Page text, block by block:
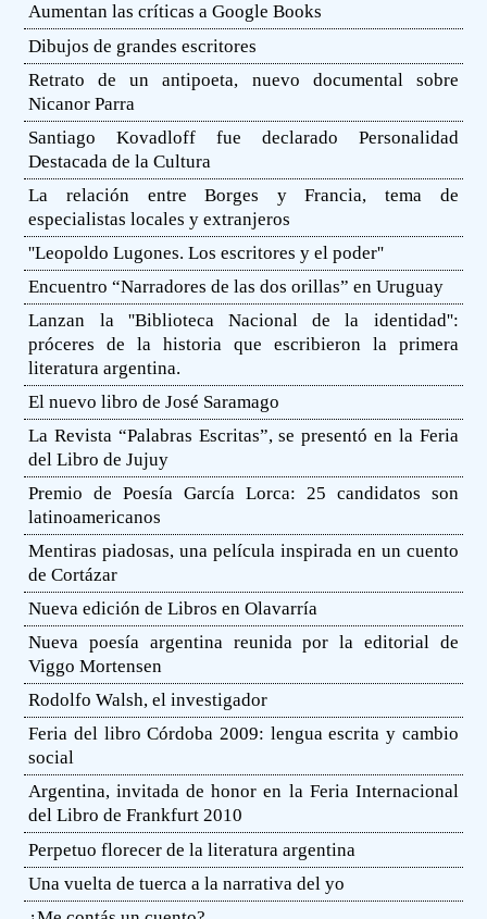
Aumentan las críticas a Google Books
Dibujos de grandes escritores
Retrato de un antipoeta, nuevo documental sobre
Nicanor Parra
Santiago Kovadloff fue declarado Personalidad
Destacada de la Cultura
La relación entre Borges y Francia, tema de
especialistas locales y extranjeros
''Leopoldo Lugones. Los escritores y el poder''
Encuentro “Narradores de las dos orillas” en Uruguay
Lanzan la ''Biblioteca Nacional de la identidad'':
próceres de la historia que escribieron la primera
literatura argentina.
El nuevo libro de José Saramago
La Revista “Palabras Escritas”, se presentó en la Feria
del Libro de Jujuy
Premio de Poesía García Lorca: 25 candidatos son
latinoamericanos
Mentiras piadosas, una película inspirada en un cuento
de Cortázar
Nueva edición de Libros en Olavarría
Nueva poesía argentina reunida por la editorial de
Viggo Mortensen
Rodolfo Walsh, el investigador
Feria del libro Córdoba 2009: lengua escrita y cambio
social
Argentina, invitada de honor en la Feria Internacional
del Libro de Frankfurt 2010
Perpetuo florecer de la literatura argentina
Una vuelta de tuerca a la narrativa del yo